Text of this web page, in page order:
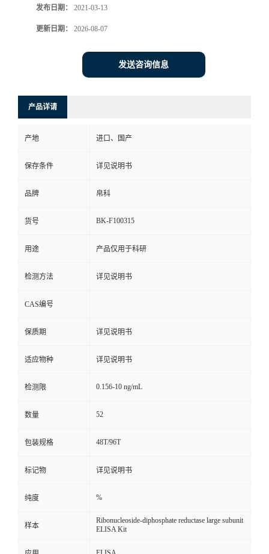
发布日期： 2021-03-13
更新日期： 2026-08-07
发送咨询信息
产品详请
产地 进口、国产
保存条件 详见说明书
品牌 帛科
货号 BK-F100315
用途 产品仅用于科研
检测方法 详见说明书
CAS编号
保质期 详见说明书
适应物种 详见说明书
检测限 0.156-10 ng/mL
数量 52
包装规格 48T/96T
标记物 详见说明书
纯度 %
样本
Ribonucleoside-diphosphate reductase large subunit
ELISA Kit